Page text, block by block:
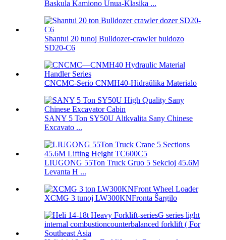
Baskula Kamiono Unua-Klasika ...
Shantui 20 tunoj Bulldozer-crawler buldozo
SD20-C6
CNCMC-Serio CNMH40-Hidraŭlika Materialo
SANY 5 Ton SY50U Altkvalita Sany Chinese
Excavato ...
LIUGONG 55Ton Truck Gruo 5 Sekcioj 45.6M
Levanta H ...
XCMG 3 tunoj LW300KNFronta Ŝargilo